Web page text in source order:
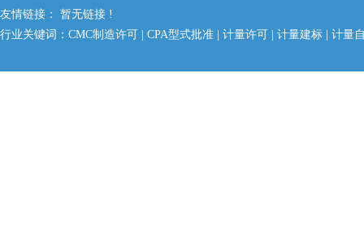
友情链接： 暂无链接 !
行业关键词： CMC制造许可 CPA型式批准 计量许可 计量建标 计量